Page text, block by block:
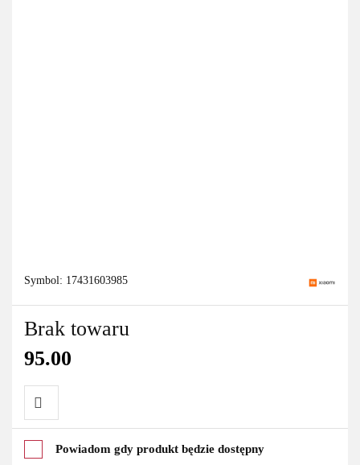
Symbol: 17431603985
Brak towaru
95.00
Do
Powiadom gdy produkt będzie dostępny